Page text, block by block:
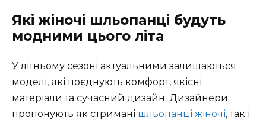
Які жіночі шльопанці будуть
модними цього літа
У літньому сезоні актуальними залишаються
моделі, які поєднують комфорт, якісні
матеріали та сучасний дизайн. Дизайнери
пропонують як стримані шльопанці жіночі, так і